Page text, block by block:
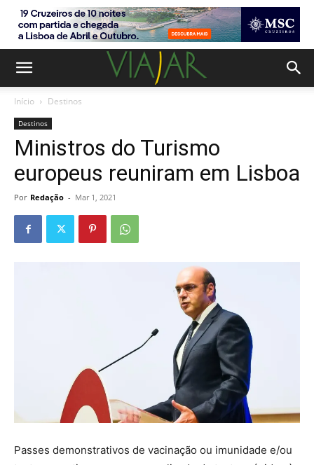
Início Destinos
Destinos
Ministros do Turismo
europeus reuniram em Lisboa
Por Redação - Mar 1, 2021
Passes demonstrativos de vacinação ou imunidade e/ou